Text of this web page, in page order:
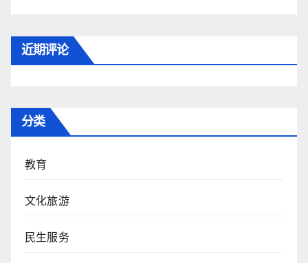
近期评论
分类
教育
文化旅游
民生服务